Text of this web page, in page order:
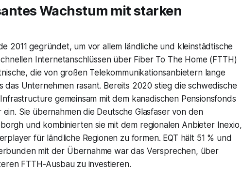
Wachstum mit starken
2011 gegründet, um vor allem ländliche und kleinstädtische
Internetanschlüssen über Fiber To The Home (FTTH)
die von großen Telekommunikationsanbietern lange
das Unternehmen rasant. Bereits 2020 stieg die schwedische
gemeinsam mit dem kanadischen Pensionsfonds
ein. Sie übernahmen die Deutsche Glasfaser von den
und kombinierten sie mit dem regionalen Anbieter Inexio,
für ländliche Regionen zu formen. EQT hält 51 % und
mit der Übernahme war das Versprechen, über
FTTH-Ausbau zu investieren.